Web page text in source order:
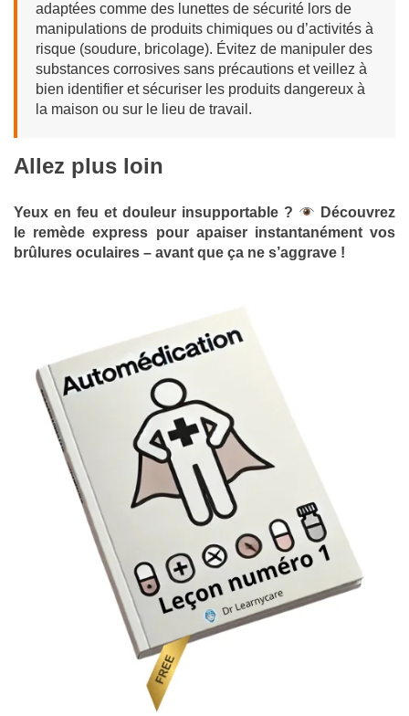
adaptées comme des lunettes de sécurité lors de
manipulations de produits chimiques ou d’activités à
risque (soudure, bricolage). Évitez de manipuler des
substances corrosives sans précautions et veillez à
bien identifier et sécuriser les produits dangereux à
la maison ou sur le lieu de travail.
Allez plus loin
Yeux en feu et douleur insupportable ?
Découvrez
le remède express pour apaiser instantanément vos
brûlures oculaires – avant que ça ne s’aggrave !